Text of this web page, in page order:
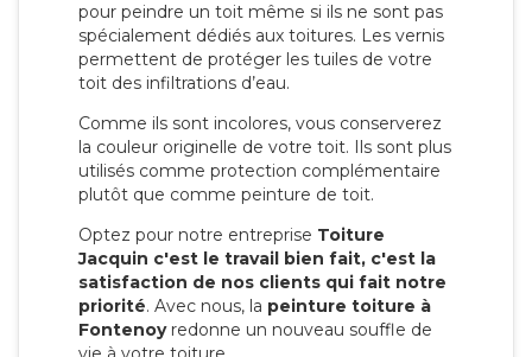
pour peindre un toit même si ils ne sont pas
spécialement dédiés aux toitures. Les vernis
permettent de protéger les tuiles de votre
toit des infiltrations d’eau.
Comme ils sont incolores, vous conserverez
la couleur originelle de votre toit. Ils sont plus
utilisés comme protection complémentaire
plutôt que comme peinture de toit.
Optez pour notre entreprise Toiture
Jacquin c'est le travail bien fait, c'est la
satisfaction de nos clients qui fait notre
priorité. Avec nous, la peinture toiture à
Fontenoyredonne un nouveau souffle de